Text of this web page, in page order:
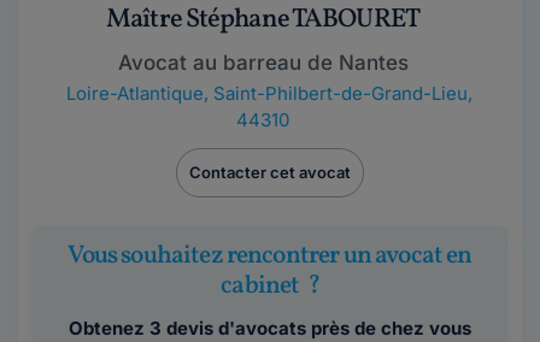
Maître Stéphane TABOURET
Avocat au barreau de Nantes
Loire-Atlantique, Saint-Philbert-de-Grand-Lieu,
44310
Contacter cet avocat
Vous souhaitez rencontrer un avocat en
cabinet ?
Obtenez 3 devis d'avocats près de chez vous